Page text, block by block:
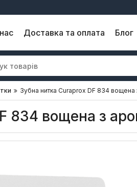
Доставка та оплата Блог
Зубна нитка Curaprox DF 834
834 вощена з